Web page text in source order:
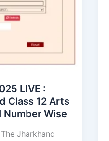
LIVE :
Class 12 Arts
Number Wise
Jharkhand